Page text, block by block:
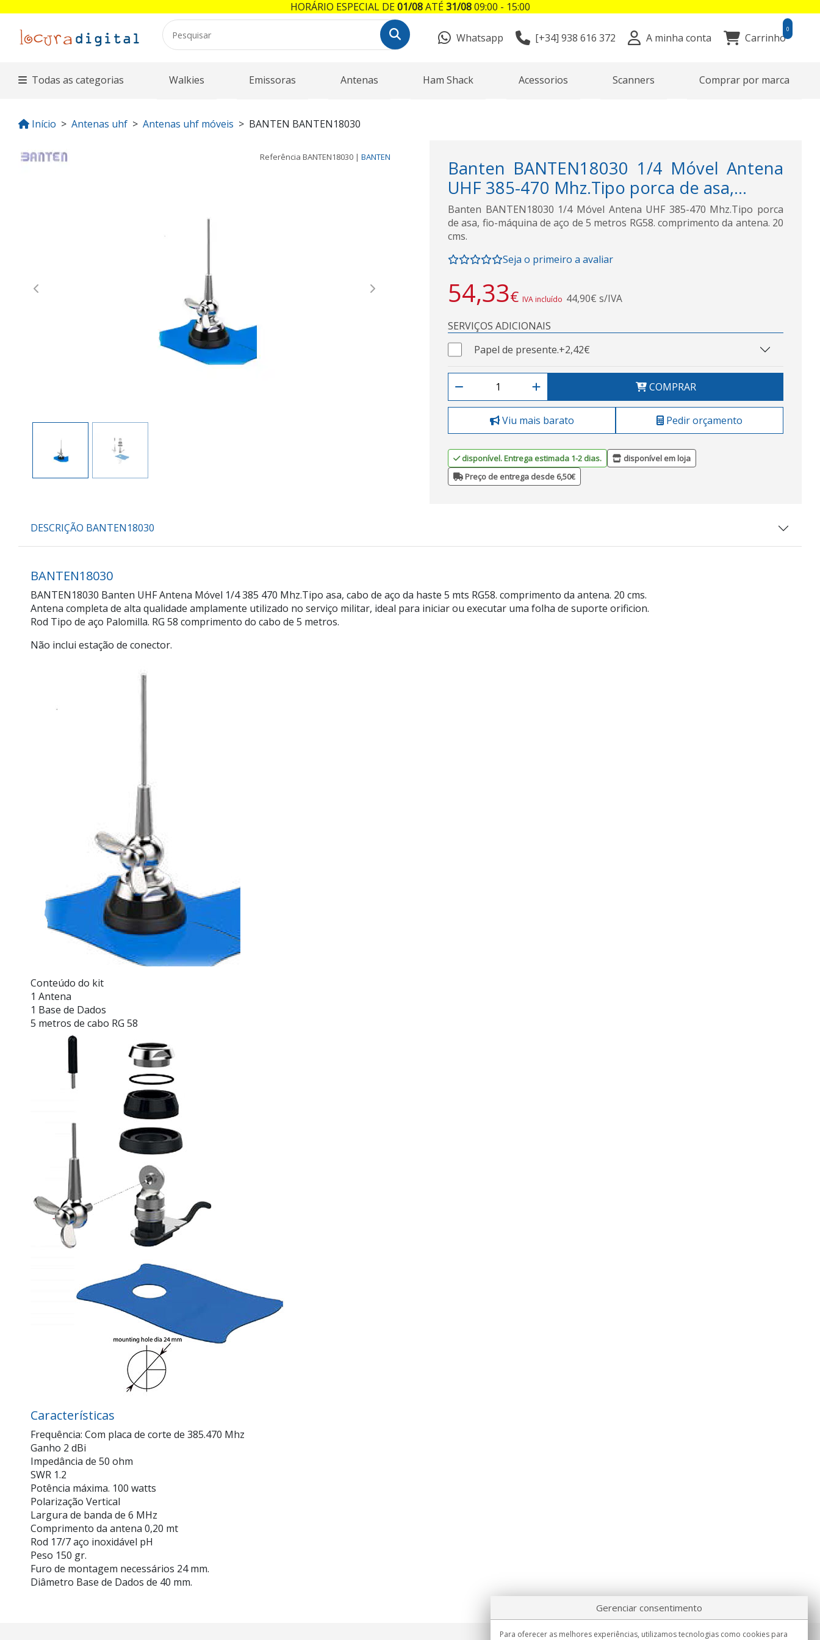
Whatsapp [+34] 938 616 372 A minha conta Carrinho
0
Todas as categorias Walkies Emissoras Antenas Ham Shack Acessorios Scanners Comprar por marca
Início Antenas uhf Antenas uhf móveis BANTEN BANTEN18030
Referência BANTEN18030 | BANTEN
Previous Next
Banten BANTEN18030 1/4 Móvel Antena
UHF 385-470 Mhz.Tipo porca de asa,...
Banten BANTEN18030 1/4 Móvel Antena UHF 385-470 Mhz.Tipo porca
de asa, fio-máquina de aço de 5 metros RG58. comprimento da antena. 20
cms.
Seja o primeiro a avaliar
54,33€ IVA incluído 44,90€ s/IVA
SERVIÇOS ADICIONAIS
Papel de presente.+2,42€
COMPRAR
Viu mais barato Pedir orçamento
disponível. Entrega estimada 1-2 dias.
disponível em loja
Preço de entrega desde 6,50€
DESCRIÇÃO BANTEN18030
BANTEN18030
BANTEN18030 Banten UHF Antena Móvel 1/4 385 470 Mhz.Tipo asa, cabo de aço da haste 5 mts RG58. comprimento da antena. 20 cms.
Antena completa de alta qualidade amplamente utilizado no serviço militar, ideal para iniciar ou executar uma folha de suporte orificion.
Rod Tipo de aço Palomilla. RG 58 comprimento do cabo de 5 metros.
Não inclui estação de conector.
Conteúdo do kit
1 Antena
1 Base de Dados
5 metros de cabo RG 58
Características
Frequência: Com placa de corte de 385.470 Mhz
Ganho 2 dBi
Impedância de 50 ohm
SWR 1.2
Potência máxima. 100 watts
Polarização Vertical
Largura de banda de 6 MHz
Comprimento da antena 0,20 mt
Rod 17/7 aço inoxidável pH
Peso 150 gr.
Furo de montagem necessários 24 mm.
Diâmetro Base de Dados de 40 mm.
Gerenciar consentimento
Para oferecer as melhores experiências, utilizamos tecnologias como cookies para
HORÁRIO ESPECIAL DE01/08ATÉ31/0809:00 - 15:00